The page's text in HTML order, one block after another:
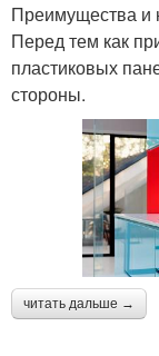
Преимущества и
Перед тем как
пластиковых
стороны.
читать дальше →